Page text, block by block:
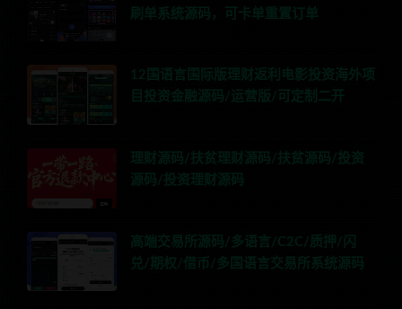
刷单系统源码，可卡单重置订单
12国语言国际版理财返利电影投资海外项
目投资金融源码/运营版/可定制二开
理财源码/扶贫理财源码/扶贫源码/投资
源码/投资理财源码
高端交易所源码/多语言/C2C/质押/闪
兑/期权/借币/多国语言交易所系统源码